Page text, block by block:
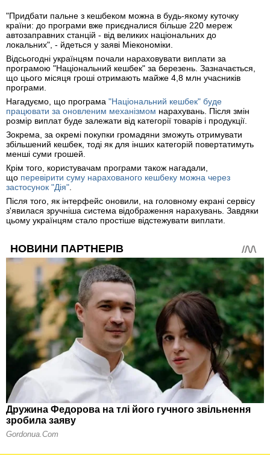
"Придбати пальне з кешбеком можна в будь-якому куточку
країни: до програми вже приєдналися більше 220 мереж
автозаправних станцій - від великих національних до
локальних", - йдеться у заяві Міекономіки.
Відсьогодні українцям почали нараховувати виплати за
програмою "Національний кешбек" за березень. Зазначається,
що цього місяця гроші отримають майже 4,8 млн учасників
програми.
Нагадуємо, що програма "Національний кешбек" буде
працювати за оновленим механізмом нарахувань. Після змін
розмір виплат буде залежати від категорії товарів і продукції.
Зокрема, за окремі покупки громадяни зможуть отримувати
збільшений кешбек, тоді як для інших категорій повертатимуть
менші суми грошей.
Крім того, користувачам програми також нагадали,
що перевірити суму нарахованого кешбеку можна через
застосунок "Дія"
Після того, як інтерфейс оновили, на головному екрані сервісу
з'явилася зручніша система відображення нарахувань. Завдяки
цьому українцям стало простіше відстежувати виплати.